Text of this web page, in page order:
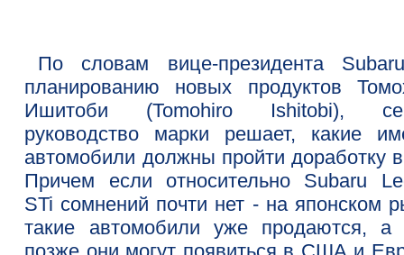
По словам вице-президента
планированию новых продуктов
Ишитоби (Tomohiro Ishitobi),
руководство марки решает, какие
автомобили должны пройти доработку
Причем если относительно Subaru
STi сомнений почти нет - на японском
такие автомобили уже продаются, а